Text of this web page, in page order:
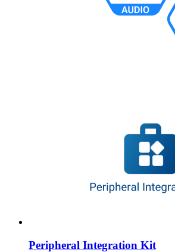
Peripheral Integration Kit